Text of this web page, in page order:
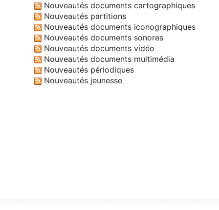
Nouveautés documents cartographiques
Nouveautés partitions
Nouveautés documents iconographiques
Nouveautés documents sonores
Nouveautés documents vidéo
Nouveautés documents multimédia
Nouveautés périodiques
Nouveautés jeunesse